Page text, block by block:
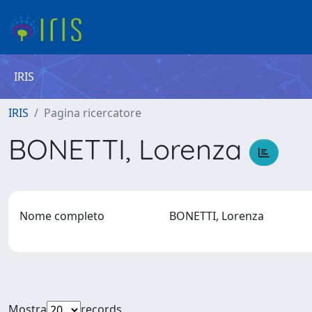
IRIS
IRIS Pagina ricercatore
BONETTI, Lorenza
Nome completo BONETTI, Lorenza